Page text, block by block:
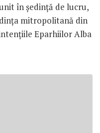
în şedinţă de lucru,
mitropolitană din
Eparhiilor Alba